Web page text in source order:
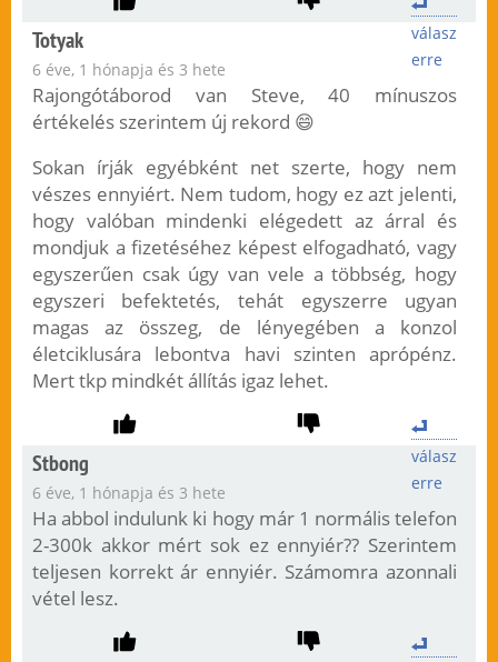
válasz
erre
Totyak
6 éve, 1 hónapja és 3 hete
Rajongótáborod van Steve, 40 mínuszos
értékelés szerintem új rekord 😄
Sokan írják egyébként net szerte, hogy nem
vészes ennyiért. Nem tudom, hogy ez azt jelenti,
hogy valóban mindenki elégedett az árral és
mondjuk a fizetéséhez képest elfogadható, vagy
egyszerűen csak úgy van vele a többség, hogy
egyszeri befektetés, tehát egyszerre ugyan
magas az összeg, de lényegében a konzol
életciklusára lebontva havi szinten aprópénz.
Mert tkp mindkét állítás igaz lehet.
válasz
erre
Stbong
6 éve, 1 hónapja és 3 hete
Ha abbol indulunk ki hogy már 1 normális telefon
2-300k akkor mért sok ez ennyiér?? Szerintem
teljesen korrekt ár ennyiér. Számomra azonnali
vétel lesz.